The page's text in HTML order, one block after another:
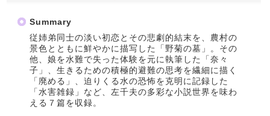
Summary
従姉弟同士の淡い初恋とその悲劇的結末を、農村の
景色とともに鮮やかに描写した「野菊の墓」。その
他、娘を水難で失った体験を元に執筆した「奈々
子」、生きるための積極的避難の思考を繊細に描く
「廃める」、迫りくる水の恐怖を克明に記録した
「水害雑録」など、左千夫の多彩な小説世界を味わ
える７篇を収録。